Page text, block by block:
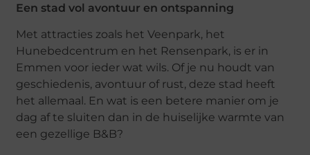
Een stad vol avontuur en ontspanning
Met attracties zoals het Veenpark, het
Hunebedcentrum en het Rensenpark, is er in
Emmen voor ieder wat wils. Of je nu houdt van
geschiedenis, avontuur of rust, deze stad heeft
het allemaal. En wat is een betere manier om je
dag af te sluiten dan in de huiselijke warmte van
een gezellige B&B?